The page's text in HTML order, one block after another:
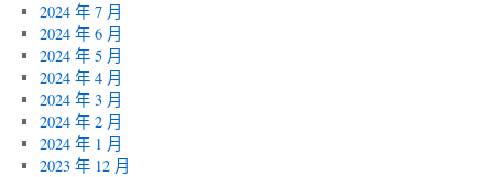
2024 年 7 月
2024 年 6 月
2024 年 5 月
2024 年 4 月
2024 年 3 月
2024 年 2 月
2024 年 1 月
2023 年 12 月